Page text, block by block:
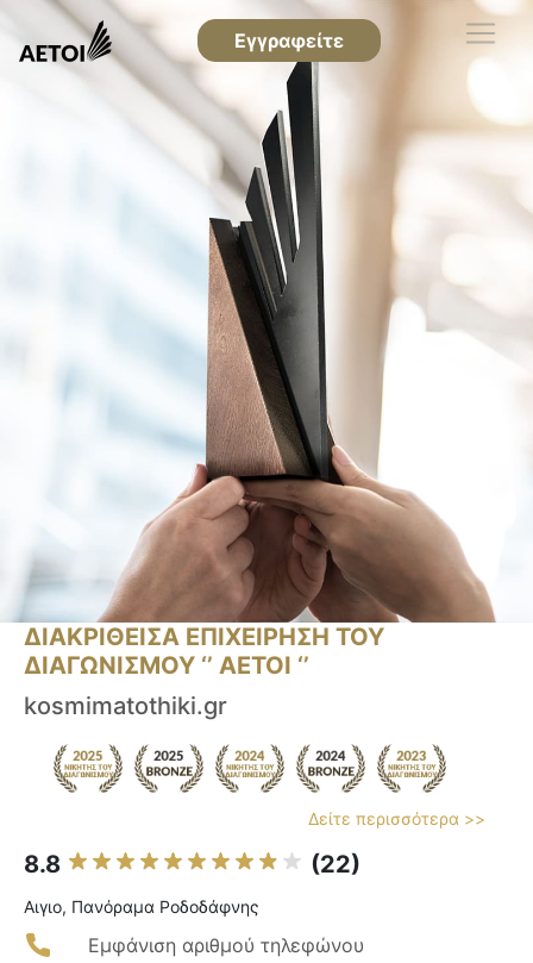
Εγγραφείτε
ΔΙΑΚΡΙΘΕΙΣΑ ΕΠΙΧΕΙΡΗΣΗ ΤΟΥ
ΔΙΑΓΩΝΙΣΜΟΥ ‘’ ΑΕΤΟΙ ‘’
kosmimatothiki.gr
Δείτε περισσότερα >>
8.8 (22)
Αιγιο, Πανόραμα Ροδοδάφνης
Εμφάνιση αριθμού τηλεφώνου